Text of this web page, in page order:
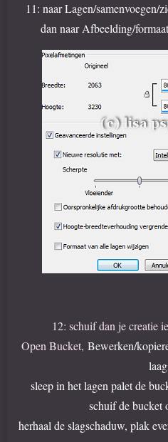
11: naar Lagen/samenvoegen/
dan naar Afbeelding/
12: schuif dan je creatie
Open Bucket, Bewerken/
sleep in het lagen palet de
schuif de bucket
herhaal de slagschaduw, plak